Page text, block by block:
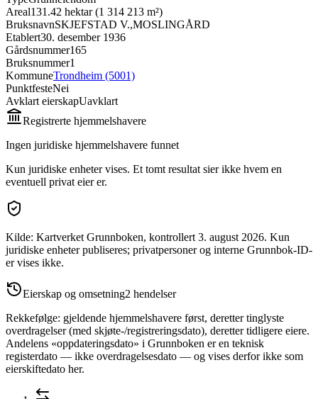
Areal131.42 hektar (1 314 213 m²)
BruksnavnSKJEFSTAD V.,MOSLINGÅRD
Etablert30. desember 1936
Gårdsnummer165
Bruksnummer1
KommuneTrondheim (5001)
PunktfesteNei
Avklart eierskapUavklart
Registrerte hjemmelshavere
Ingen juridiske hjemmelshavere funnet
Kun juridiske enheter vises. Et tomt resultat sier ikke hvem en
eventuell privat eier er.
Kilde: Kartverket Grunnboken, kontrollert 3. august 2026. Kun
juridiske enheter publiseres; privatpersoner og interne Grunnbok-ID-
er vises ikke.
Eierskap og omsetning2 hendelser
Rekkefølge: gjeldende hjemmelshavere først, deretter tinglyste
overdragelser (med skjøte-/registreringsdato), deretter tidligere eiere.
Andelens «oppdateringsdato» i Grunnboken er en teknisk
registerdato — ikke overdragelsesdato — og vises derfor ikke som
eierskiftedato her.